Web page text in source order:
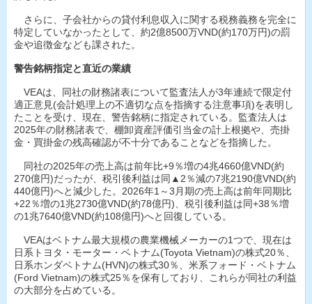
さらに、子会社からの貸付利息収入に関する税務義務を完全に
特定していなかったとして、約2億8500万VND(約170万円)の罰
金や追徴金なども課された。
警告銘柄指定と直近の業績
VEAは、同社の財務諸表について監査法人が3年連続で限定付
適正意見(会計処理上の不適切な点を指摘する注意事項)を表明し
たことを受け、現在、警告銘柄に指定されている。監査法人は
2025年の財務諸表で、棚卸資産評価引当金の計上根拠や、売掛
金・買掛金の残高確認が不十分であることなどを指摘した。
同社の2025年の売上高は前年比+9％増の4兆4660億VND(約
270億円)だったが、税引後利益は同▲2％減の7兆2190億VND(約
440億円)へと減少した。2026年1～3月期の売上高は前年同期比
+22％増の1兆2730億VND(約78億円)、税引後利益は同+38％増
の1兆7640億VND(約108億円)へと回復している。
VEAはベトナム最大規模の農業機械メーカーの1つで、現在は
日系トヨタ・モーター・ベトナム(Toyota Vietnam)の株式20％、
日系ホンダベトナム(HVN)の株式30％、米系フォード・ベトナム
(Ford Vietnam)の株式25％を保有しており、これらが同社の利益
の大部分を占めている。